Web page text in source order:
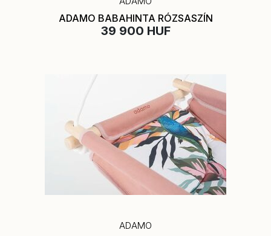
ADAMO BABAHINTA RÓZSASZÍN
39 900 HUF
ADAMO